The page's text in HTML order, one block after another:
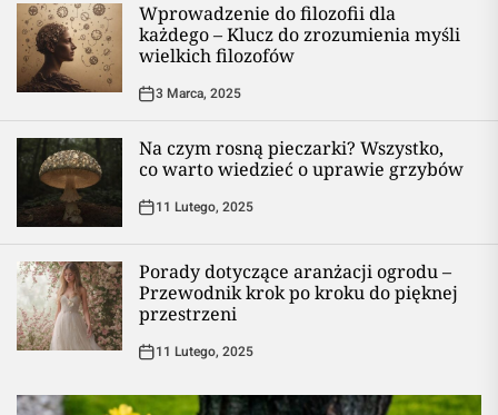
Wprowadzenie do filozofii dla
każdego – Klucz do zrozumienia myśli
wielkich filozofów
3 Marca, 2025
Na czym rosną pieczarki? Wszystko,
co warto wiedzieć o uprawie grzybów
11 Lutego, 2025
Porady dotyczące aranżacji ogrodu –
Przewodnik krok po kroku do pięknej
przestrzeni
11 Lutego, 2025